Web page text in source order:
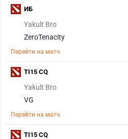
Yakult Bro
ZeroTenacity
Перейти на матч
ИБ
Yakult Bro
VG
Перейти на матч
TI15 CQ
TI15 CQ